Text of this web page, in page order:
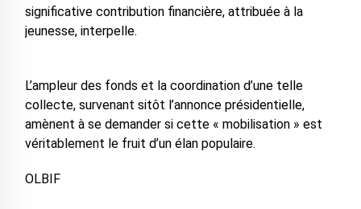
significative contribution financière, attribuée à la
jeunesse, interpelle.
L’ampleur des fonds et la coordination d’une telle
collecte, survenant sitôt l’annonce présidentielle,
amènent à se demander si cette « mobilisation » est
véritablement le fruit d’un élan populaire.
OLBIF